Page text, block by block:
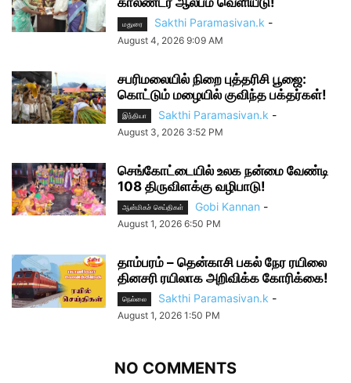
மதுரை Sakthi Paramasivan.k -
August 4, 2026 9:09 AM
சபரிமலையில் நிறை புத்தரிசி பூஜை:
கொட்டும் மழையில் குவிந்த பக்தர்கள்!
இந்தியா Sakthi Paramasivan.k -
August 3, 2026 3:52 PM
செங்கோட்டையில் உலக நன்மை வேண்டி
108 திருவிளக்கு வழிபாடு!
ஆன்மிகச் செய்திகள் Gobi Kannan -
August 1, 2026 6:50 PM
தாம்பரம் – தென்காசி பகல் நேர ரயிலை
தினசரி ரயிலாக அறிவிக்க கோரிக்கை!
நெல்லை Sakthi Paramasivan.k -
August 1, 2026 1:50 PM
NO COMMENTS